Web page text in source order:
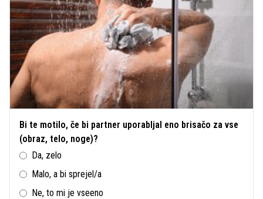
Bi te motilo, če bi partner uporabljal eno brisačo za vse
(obraz, telo, noge)?
Da, zelo
Malo, a bi sprejel/a
Ne, to mi je vseeno